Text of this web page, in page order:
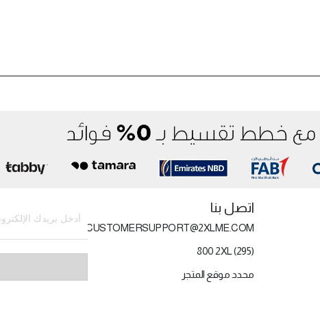
اتصل بنا
CUSTOMERSUPPORT@2XLME.COM
800 2XL (295)
محدد موقع المتجر